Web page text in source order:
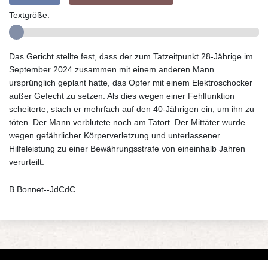
Textgröße:
Das Gericht stellte fest, dass der zum Tatzeitpunkt 28-Jährige im
September 2024 zusammen mit einem anderen Mann
ursprünglich geplant hatte, das Opfer mit einem Elektroschocker
außer Gefecht zu setzen. Als dies wegen einer Fehlfunktion
scheiterte, stach er mehrfach auf den 40-Jährigen ein, um ihn zu
töten. Der Mann verblutete noch am Tatort. Der Mittäter wurde
wegen gefährlicher Körperverletzung und unterlassener
Hilfeleistung zu einer Bewährungsstrafe von eineinhalb Jahren
verurteilt.
B.Bonnet--JdCdC